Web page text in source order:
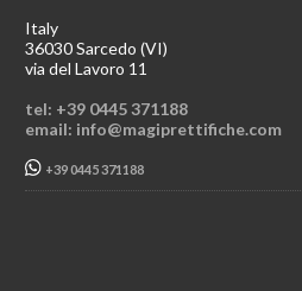
Italy
36030 Sarcedo (VI)
via del Lavoro 11
tel: +39 0445 371188
email: info@magiprettifiche.com
+39 0445 371188